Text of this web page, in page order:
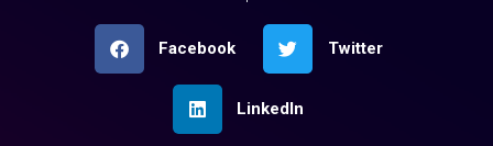
Facebook Twitter
LinkedIn